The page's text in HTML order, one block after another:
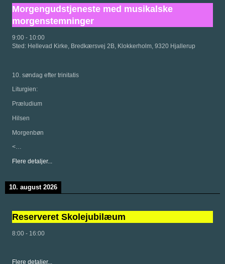
Morgengudstjeneste med musikalske
morgenstemninger
9:00 - 10:00
Sted: Hellevad Kirke, Bredkærsvej 2B, Klokkerholm, 9320 Hjallerup
10. søndag efter trinitatis
Liturgien:
Præludium
Hilsen
Morgenbøn
<…
Flere detaljer...
10. august 2026
Reserveret Skolejubilæum
8:00 - 16:00
Flere detaljer...